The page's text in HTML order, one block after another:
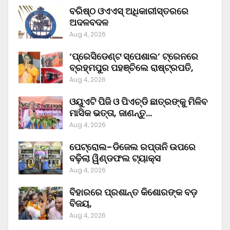
ବରିଷ୍ଠ ଓଏଏସ୍‌ ଅଧିକାରୀସ୍ତରରେ
ଅଦଳବଦଳ
Aug 4, 2026
‘ପ୍ରେସିଡେଣ୍ଟ ସ୍ପେଶାଲ’ ଟ୍ରେନରେ
ବ୍ରହ୍ମପୁର ପହଞ୍ଚିଲେ ରାଷ୍ଟ୍ରପତି,
Aug 4, 2026
ଓୟୁଏଟି ପିଜି ଓ ପିଏଚ୍‌ଡି ଛାତ୍ରଙ୍କୁ ମିଳିବ
ମାସିକ ଭତ୍ତା, ଜାଣନ୍ତୁ…
Aug 4, 2026
ପେଟ୍ରୋଲ-ଡିଜେଲ ରପ୍ତାନି ଉପରେ
ବଢ଼ିଲା ୱିଣ୍ଡଫଲ ଟ୍ୟାକ୍ସ
Aug 4, 2026
ବିହାରରେ ପ୍ରଶାନ୍ତ କିଶୋରଙ୍କ ବଡ଼
ବିଜୟ,
Aug 4, 2026